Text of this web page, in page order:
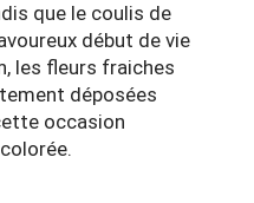
que le coulis de
début de vie
les fleurs fraiches
déposées
occasion